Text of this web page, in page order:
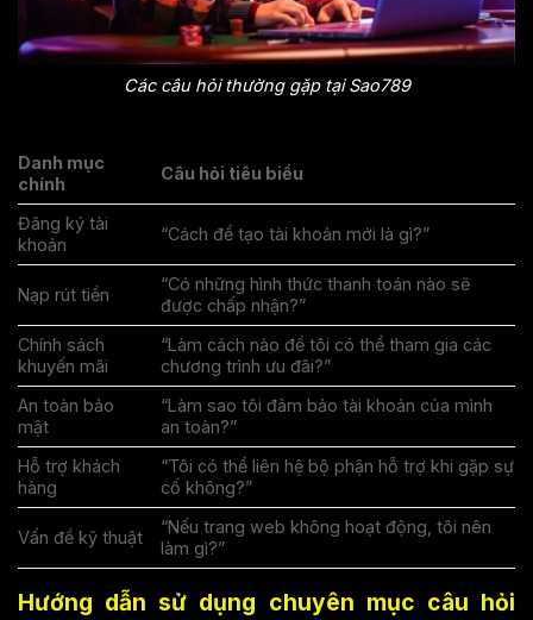
Các câu hỏi thường gặp tại Sao789
Danh mục
chính
Câu hỏi tiêu biểu
Đăng ký tài
khoản
“Cách để tạo tài khoản mới là gì?”
Nạp rút tiền
“Có những hình thức thanh toán nào sẽ
được chấp nhận?”
Chính sách
khuyến mãi
“Làm cách nào để tôi có thể tham gia các
chương trình ưu đãi?”
An toàn bảo
mật
“Làm sao tôi đảm bảo tài khoản của mình
an toàn?”
Hỗ trợ khách
hàng
“Tôi có thể liên hệ bộ phận hỗ trợ khi gặp sự
cố không?”
Vấn đề kỹ thuật
“Nếu trang web không hoạt động, tôi nên
làm gì?”
Hướng dẫn sử dụng chuyên mục câu hỏi